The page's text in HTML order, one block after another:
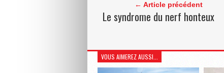
← Article précédent
Le syndrome du nerf honteux
VOUS AIMEREZ AUSSI...